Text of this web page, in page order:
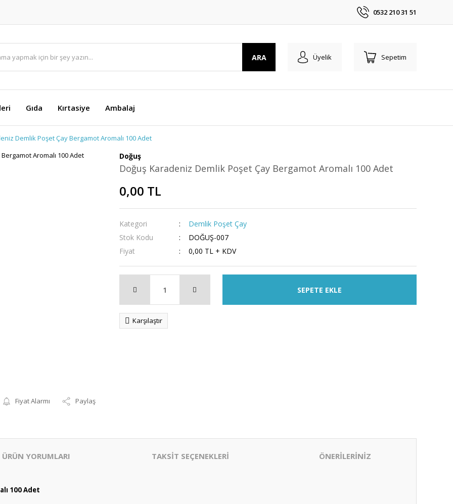
0532 210 31 51
ARA Üyelik Sepetim
Gıda Kırtasiye Ambalaj
Demlik Poşet Çay Bergamot Aromalı 100 Adet
Fiyat Alarmı Paylaş
Doğuş
Doğuş Karadeniz Demlik Poşet Çay Bergamot Aromalı 100 Adet
0,00 TL
Kategori
Demlik Poşet Çay
Stok Kodu
DOĞUŞ-007
Fiyat
0,00 TL + KDV
SEPETE EKLE
Karşılaştır
ÜRÜN YORUMLARI TAKSİT SEÇENEKLERİ ÖNERİLERİNİZ
100 Adet